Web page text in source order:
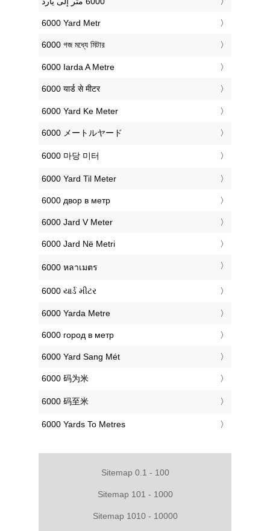
‎6000 Yard Metr
‎6000 গজ মধ্যে মিটার
‎6000 Iarda A Metre
‎6000 यार्ड से मीटर
‎6000 Yard Ke Meter
‎6000 メートルヤード
‎6000 마당 미터
‎6000 Yard Til Meter
‎6000 двор в метр
‎6000 Jard V Meter
‎6000 Jard Në Metri
‎6000 หลาเมตร
‎6000 યાર્ડ મીટર
‎6000 Yarda Metre
‎6000 город в метр
‎6000 Yard Sang Mét
‎6000 码为米
‎6000 码至米
‎6000 Yards To Metres
Sitemap 0.1 - 100
Sitemap 101 - 1000
Sitemap 1010 - 10000